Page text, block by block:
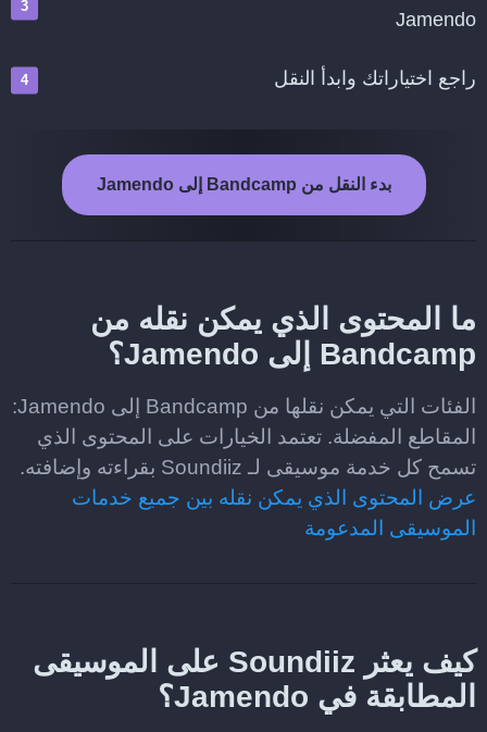
Jamendo
راجع اختياراتك وابدأ النقل
بدء النقل من Bandcamp إلى Jamendo
ما المحتوى الذي يمكن نقله من
Bandcamp إلى Jamendo؟
الفئات التي يمكن نقلها من Bandcamp إلى Jamendo:
المقاطع المفضلة. تعتمد الخيارات على المحتوى الذي
تسمح كل خدمة موسيقى لـ Soundiiz بقراءته وإضافته.
عرض المحتوى الذي يمكن نقله بين جميع خدمات
الموسيقى المدعومة
كيف يعثر Soundiiz على الموسيقى
المطابقة في Jamendo؟